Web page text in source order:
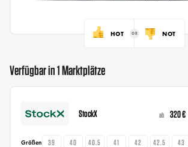
HOT NOT
Verfügbar in 1 Marktplätze
StockX ab 320 €
Größen 39 40 40.5 41 42 42.5 43